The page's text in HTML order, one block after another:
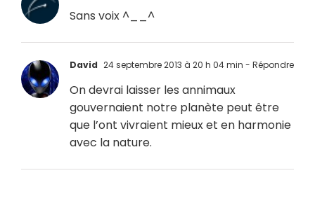
Sans voix ^__^
David 24 septembre 2013 à 20 h 04 min - Répondre
On devrai laisser les annimaux
gouvernaient notre planète peut être
que l’ont vivraient mieux et en harmonie
avec la nature.